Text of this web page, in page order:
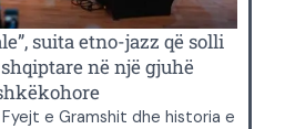
suita etno-jazz që solli
në një gjuhë
Fyejt e Gramshit dhe historia e